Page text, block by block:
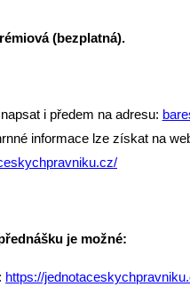
(bezplatná).
i předem na adresu:
informace lze získat na
je možné:
https://